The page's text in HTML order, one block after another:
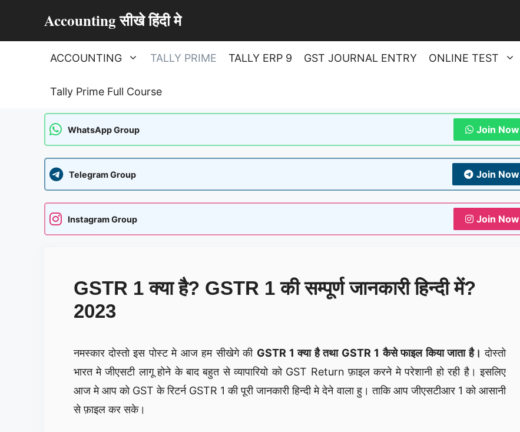
Accounting सीखे हिंदी मे
ACCOUNTING TALLY PRIME TALLY ERP 9 GST JOURNAL ENTRY ONLINE TEST
Tally Prime Full Course
WhatsApp Group Join Now
Telegram Group Join Now
Instagram Group Join Now
GSTR 1 क्या है? GSTR 1 की सम्पूर्ण जानकारी हिन्दी में?
2023
नमस्कार दोस्तो इस पोस्ट मे आज हम सीखेगे की GSTR 1 क्या है तथा GSTR 1 कैसे फाइल किया जाता है। दोस्तो
भारत मे जीएसटी लागू होने के बाद बहुत से व्यापारियो को GST Return फ़ाइल करने मे परेशानी हो रही है। इसलिए
आज मे आप को GST के रिटर्न GSTR 1 की पूरी जानकारी हिन्दी मे देने वाला हु। ताकि आप जीएसटीआर 1 को आसानी
से फ़ाइल कर सके।